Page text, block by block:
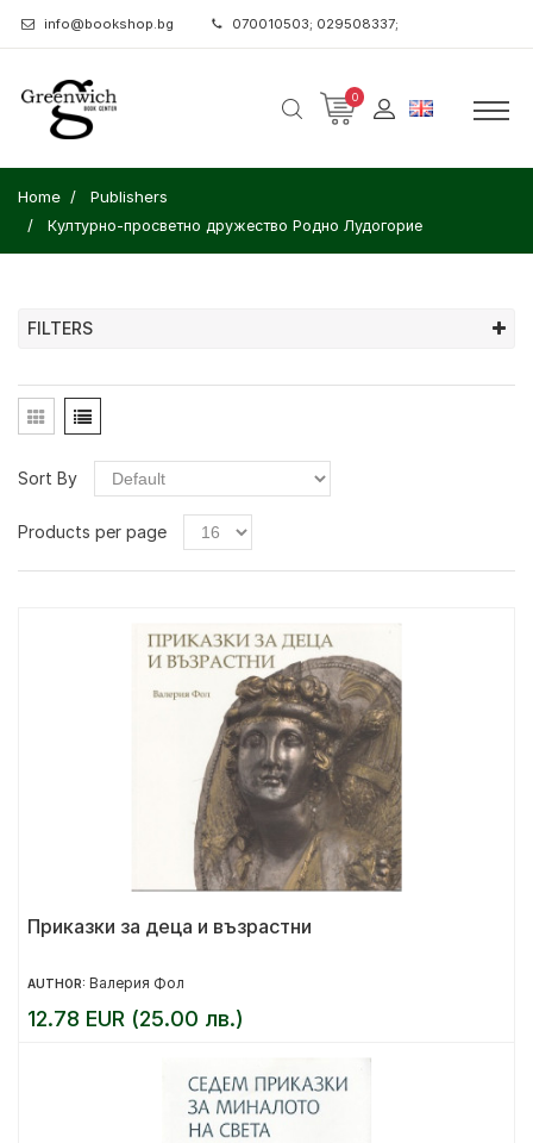
info@bookshop.bg 070010503; 029508337;
0
Home Publishers
Културно-просветно дружество Родно Лудогорие
FILTERS
Sort By
Products per page
Приказки за деца и възрастни
AUTHOR: Валерия Фол
12.78 EUR (25.00 лв.)